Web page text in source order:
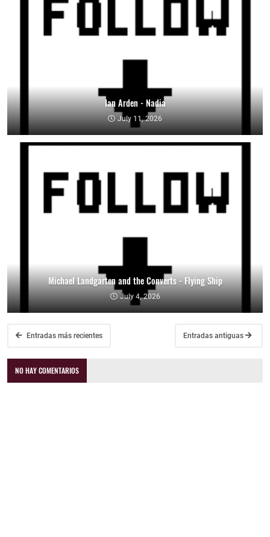
Ian Arden - Nadia
July 11, 2026
Michael Landgarten and the Converts - Flying Ship
July 4, 2026
Entradas más recientes Entradas antiguas
NO HAY COMENTARIOS